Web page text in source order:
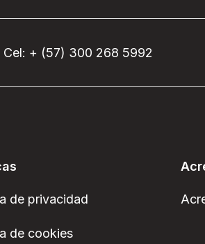
+ (57) 300 268 5992
de privacidad
de cookies